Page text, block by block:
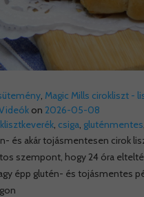
, Magic Mills cirokliszt -
on 2026-05-08
, csiga gluténmentes
és akár tojásmentesen cirok
szempont, hogy 24 óra
épp glutén- és tojásmentes